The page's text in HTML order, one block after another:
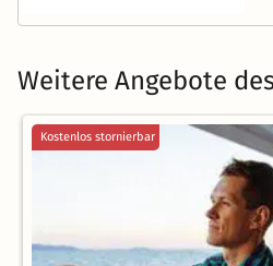
Weitere Angebote
Kostenlos stornierbar